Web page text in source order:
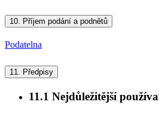
10. Příjem podání a podnětů
Podatelna
11. Předpisy
11.1 Nejdůležitější